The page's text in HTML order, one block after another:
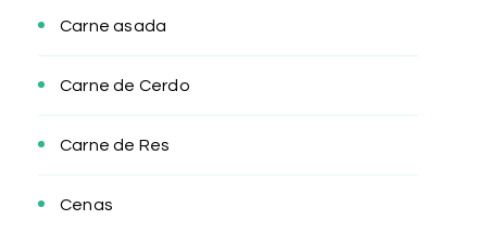
Carne asada
Carne de Cerdo
Carne de Res
Cenas